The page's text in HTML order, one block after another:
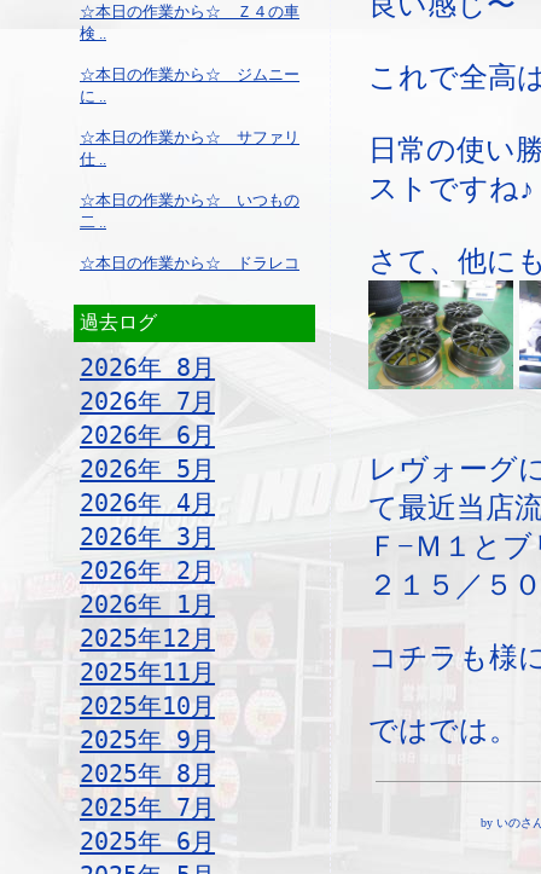
☆本日の作業から☆ Ｚ４の車
検 ..
☆本日の作業から☆ ジムニー
に ..
☆本日の作業から☆ サファリ
仕 ..
☆本日の作業から☆ いつもの
二 ..
☆本日の作業から☆ ドラレコ
過去ログ
2026年 8月
2026年 7月
2026年 6月
2026年 5月
2026年 4月
2026年 3月
2026年 2月
2026年 1月
2025年12月
2025年11月
2025年10月
2025年 9月
2025年 8月
2025年 7月
2025年 6月
これで全高
日常の使い
ストですね♪
さて、他に
レヴォーグ
て最近当店
Ｆ−Ｍ１と
２１５／５
コチラも様
ではでは。
by いのさ